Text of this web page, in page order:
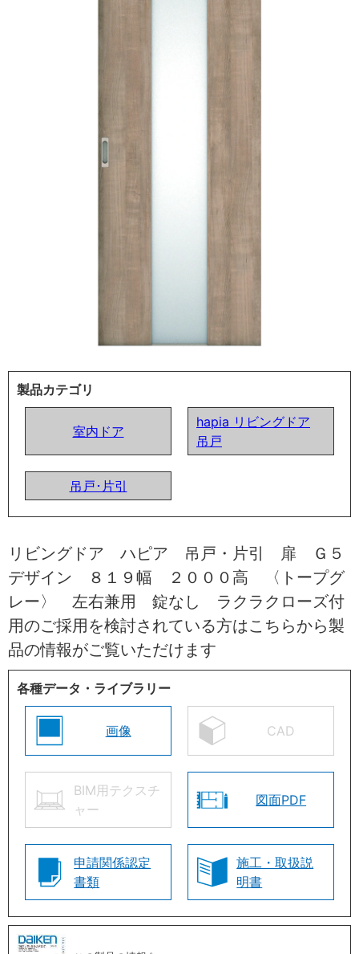
製品カテゴリ
室内ドア
hapia リビングドア
吊戸
吊戸･片引
リビングドア ハピア 吊戸・片引 扉 Ｇ５
デザイン ８１９幅 ２０００高 〈トープグ
レー〉 左右兼用 錠なし ラクラクローズ付
用のご採用を検討されている方はこちらから製
品の情報がご覧いただけます
各種データ・ライブラリー
画像 CAD
BIM用テクスチ
ャー
図面PDF
申請関係認定
書類
施工・取扱説
明書